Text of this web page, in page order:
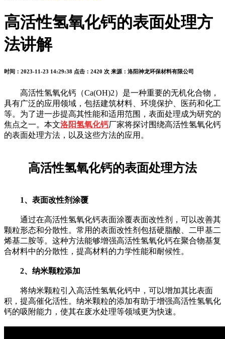
高活性氢氧化钙的表面处理方
法讲解
时间：2023-11-23 14:29:38 点击：2420 次 来源：洛阳神龙环保材料有限公司
高活性氢氧化钙（Ca(OH)2）是一种重要的无机化合物，
具有广泛的应用领域，包括建筑材料、环境保护、医药和化工
等。为了进一步提高其性能和适用范围，表面处理成为研究的
焦点之一。本文洛阳氢氧化钙厂家将探讨围绕高活性氢氧化钙
的表面处理方法，以及这些方法的应用。
高活性氢氧化钙的表面处理方法
1、表面改性剂涂覆
通过在高活性氢氧化钙表面涂覆表面改性剂，可以改善其
颗粒形态和分散性。常用的表面改性剂包括硬脂酸、二甲基二
烯基二胺等。这种方法能够增强高活性氢氧化钙在聚合物基复
合材料中的分散性，提高材料的力学性能和耐候性。
2、纳米颗粒添加
将纳米颗粒引入高活性氢氧化钙中，可以增加其比表面
积，提高催化活性。纳米颗粒的添加有助于增强高活性氢氧化
钙的吸附能力，使其在废水处理等领域更为快速。